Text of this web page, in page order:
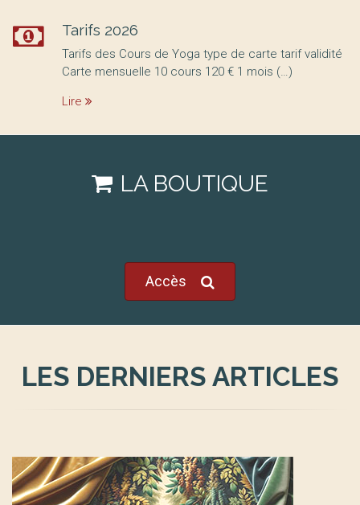
Tarifs 2026
Tarifs des Cours de Yoga type de carte tarif validité
Carte mensuelle 10 cours 120 € 1 mois (…)
Lire
LA BOUTIQUE
Accès
LES DERNIERS ARTICLES